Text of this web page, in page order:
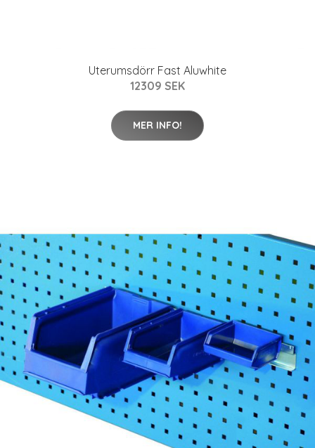
Uterumsdörr Fast Aluwhite
12309 SEK
MER INFO!